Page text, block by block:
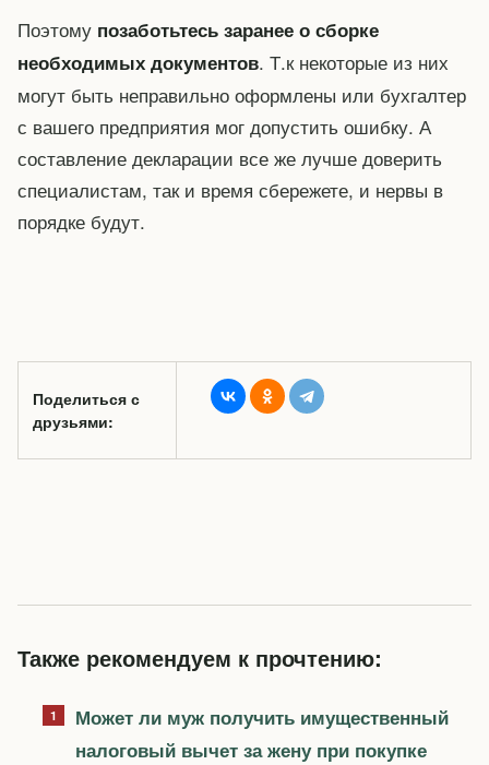
Поэтому позаботьтесь заранее о сборке
необходимых документов. Т.к некоторые из них
могут быть неправильно оформлены или бухгалтер
с вашего предприятия мог допустить ошибку. А
составление декларации все же лучше доверить
специалистам, так и время сбережете, и нервы в
порядке будут.
Поделиться с
друзьями:
Также рекомендуем к прочтению:
Может ли муж получить имущественный
налоговый вычет за жену при покупке